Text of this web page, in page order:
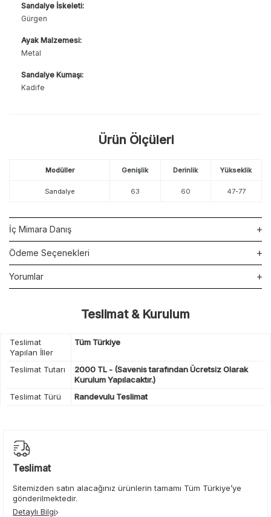
Sandalye İskeleti:
Gürgen
Ayak Malzemesi:
Metal
Sandalye Kumaşı:
Kadife
Ürün Ölçüleri
Modüller Genişlik Derinlik Yükseklik
Sandalye 63 60 47-77
İç Mimara Danış
Ödeme Seçenekleri
Yorumlar
Teslimat & Kurulum
Teslimat
Yapılan İller
Tüm Türkiye
Teslimat Tutarı
2000 TL - (Savenis tarafından Ücretsiz Olarak
Kurulum Yapılacaktır.)
Teslimat Türü
Randevulu Teslimat
Teslimat
Sitemizden satın alacağınız ürünlerin tamamı Tüm Türkiye’ye
gönderilmektedir.
Detaylı Bilgi